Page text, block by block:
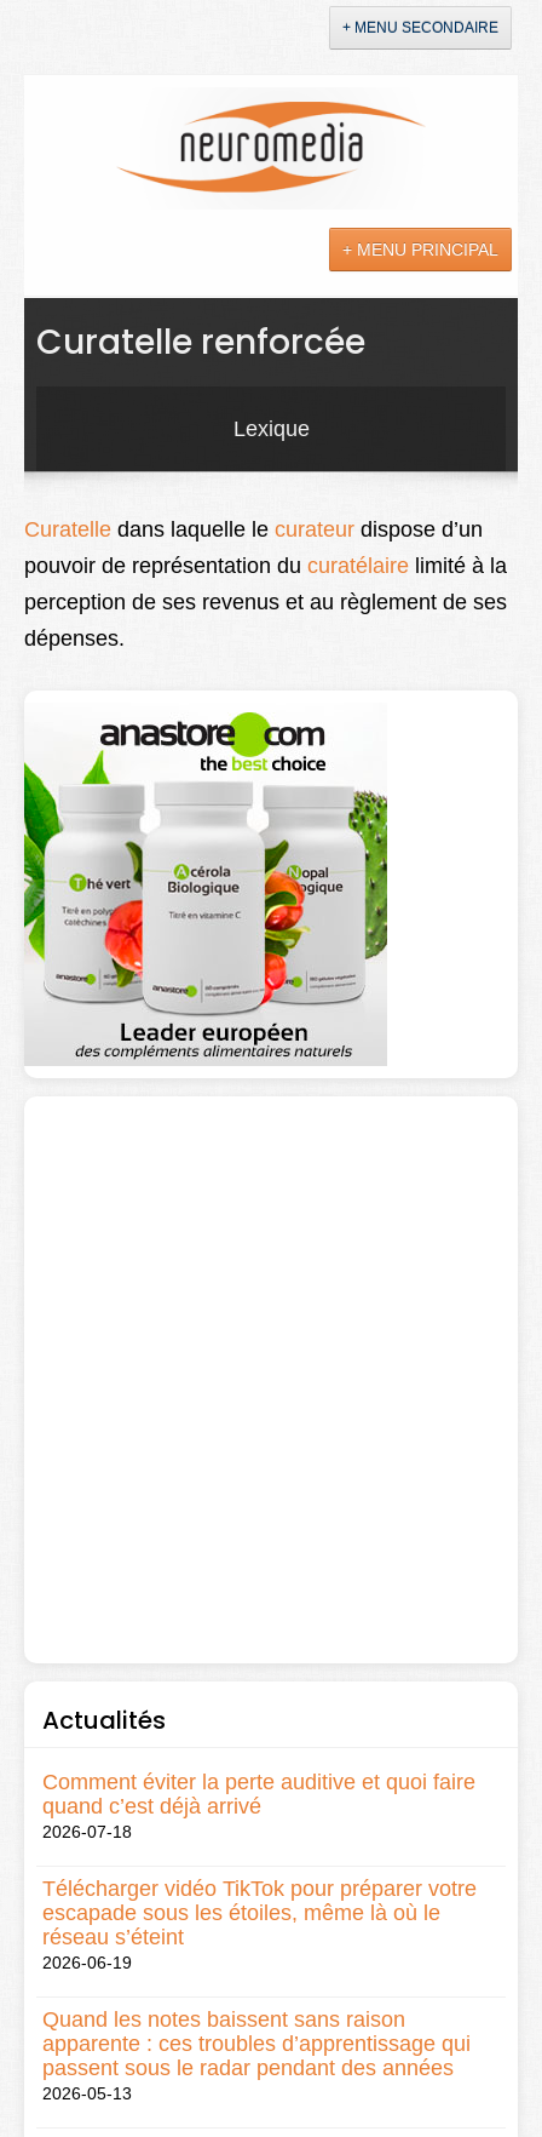
+ MENU SECONDAIRE
+ MENU PRINCIPAL
Actualités
Soins
Droit
Lexique
Better Health
Curatelle renforcée
Lexique
Curatelle dans laquelle le curateur dispose d’un
pouvoir de représentation du curatélaire limité à la
perception de ses revenus et au règlement de ses
dépenses.
Actualités
Comment éviter la perte auditive et quoi faire
quand c’est déjà arrivé
2026-07-18
Télécharger vidéo TikTok pour préparer votre
escapade sous les étoiles, même là où le
réseau s’éteint
2026-06-19
Quand les notes baissent sans raison
apparente : ces troubles d’apprentissage qui
passent sous le radar pendant des années
2026-05-13